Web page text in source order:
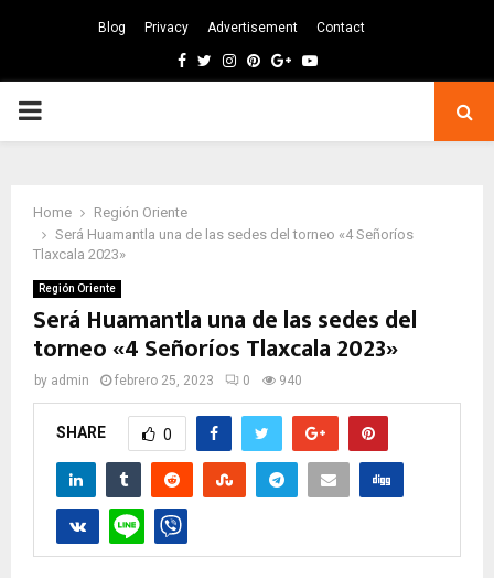
Blog Privacy Advertisement Contact
Facebook
TwitterInstagram
Pinterest
GoogleYoutube
PRIMARY
Home
Región Oriente
Será Huamantla una de las sedes del torneo «4 Señoríos
Tlaxcala 2023»
Región Oriente
Será Huamantla una de las sedes del
torneo «4 Señoríos Tlaxcala 2023»
by admin febrero 25, 2023 0 940
SHARE 0